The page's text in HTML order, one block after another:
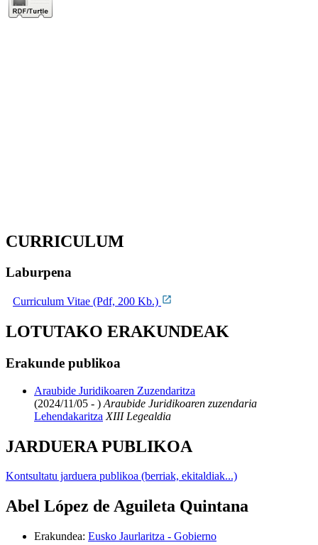
CURRICULUM
Laburpena
Curriculum Vitae (Pdf, 200 Kb.)
LOTUTAKO ERAKUNDEAK
Erakunde publikoa
Araubide Juridikoaren Zuzendaritza
(2024/11/05 - ) Araubide Juridikoaren zuzendaria
Lehendakaritza XIII Legealdia
JARDUERA PUBLIKOA
Kontsultatu jarduera publikoa (berriak, ekitaldiak...)
Abel López de Aguileta Quintana
Erakundea: Eusko Jaurlaritza - Gobierno